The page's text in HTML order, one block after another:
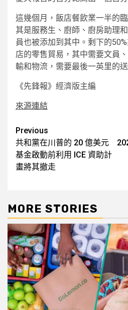
這幾個月，飯店餐飲業一半的
其是服務生、廚師、廚房助理
員也被添加到其中。剩下的
店的零售貿易，其中需要文員
輸和物流，需要最後一英里的
《先鋒報》經濟版主編
來源連結
Post
navigation
Previous
共和黨在川普的 20 億美元
基金啟動前利用 ICE 資助計
畫將其撤走
MORE STORIES